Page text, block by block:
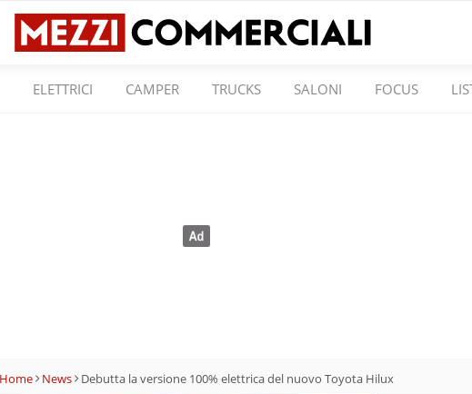
ELETTRICI CAMPER TRUCKS SALONI FOCUS
Home News Debutta la versione 100% elettrica del nuovo Toyota Hilux